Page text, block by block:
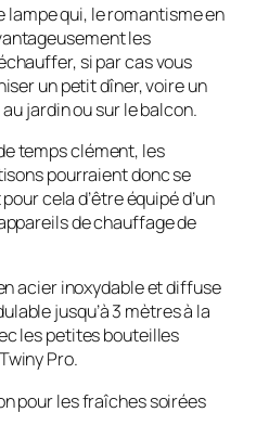
lampe qui, le romantisme en
les
si par cas vous
un petit dîner, voire un
jardin ou sur le balcon.
temps clément, les
pourraient donc se
cela d’être équipé d’un
de chauffage de
acier inoxydable et diffuse
jusqu’à 3 mètres à la
les petites bouteilles
Pro.
pour les fraîches soirées